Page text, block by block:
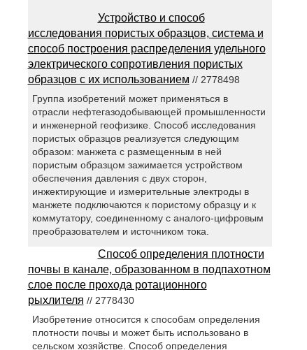
Устройство и способ
исследования пористых образцов, система и
способ построения распределения удельного
электрического сопротивления пористых
образцов с их использованием // 2778498
Группа изобретений может применяться в
отрасли нефтегазодобывающей промышленности
и инженерной геофизике. Способ исследования
пористых образцов реализуется следующим
образом: манжета с размещенным в ней
пористым образцом зажимается устройством
обеспечения давления с двух сторон,
инжектирующие и измерительные электроды в
манжете подключаются к пористому образцу и к
коммутатору, соединенному с аналого-цифровым
преобразователем и источником тока.
Способ определения плотности
почвы в канале, образованном в подпахотном
слое после прохода ротационного
рыхлителя // 2778430
Изобретение относится к способам определения
плотности почвы и может быть использовано в
сельском хозяйстве. Способ определения